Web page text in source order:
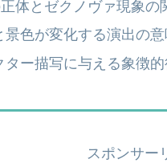
体とゼクノヴァ現象の
景色が変化する演出の意
ー描写に与える象徴的
スポンサー